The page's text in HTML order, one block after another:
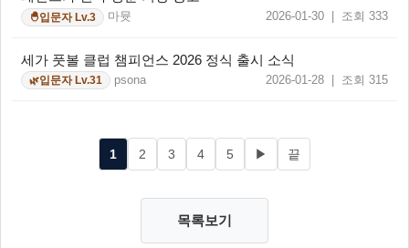
🐣입문자 Lv.3 마뮷 2026-01-30 | 조회 333
세가 풋볼 클럽 챔피언스 2026 정식 출시 소식
🌿입문자 Lv.31 psona 2026-01-28 | 조회 315
1 2 3 4 5 ▶ 끝
목록보기